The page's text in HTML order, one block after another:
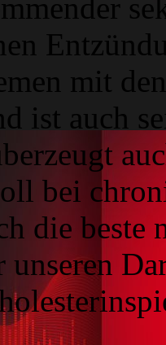
mit
ist auch
bei
die beste